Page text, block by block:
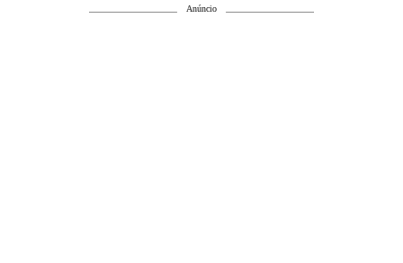
Anúncio